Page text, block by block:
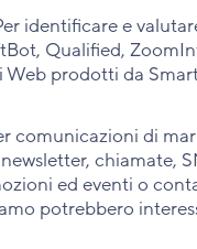
identificare e
Qualified,
prodotti da
comunicazioni di
chiamate,
ed eventi o
potrebbero